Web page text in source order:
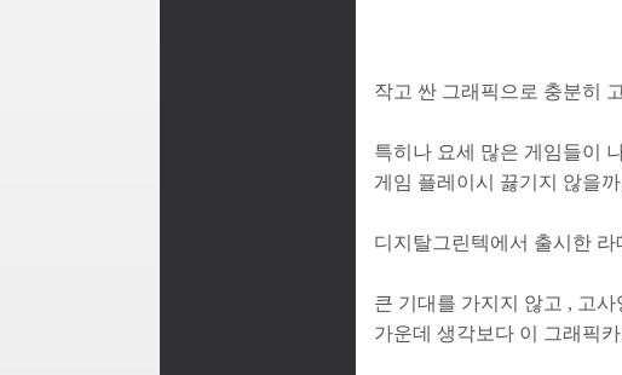
작고 싼 그래픽으로 충분히
특히나 요세 많은 게임들이
게임 플레이시 끓기지 않을
디지탈그린텍에서 출시한
큰 기대를 가지지 않고 , 고
가운데 생각보다 이 그래픽